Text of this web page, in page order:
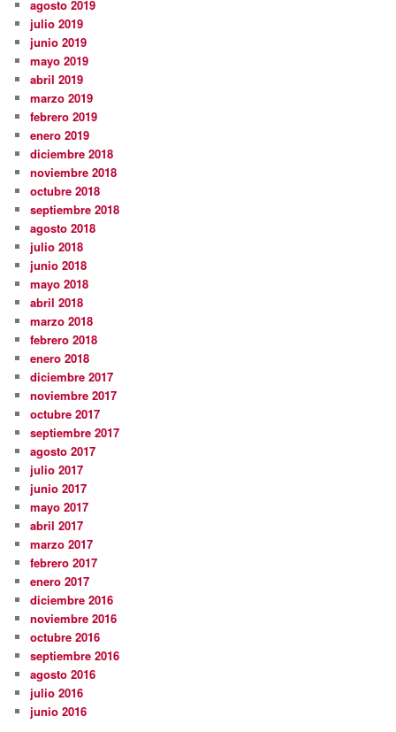
agosto 2019
julio 2019
junio 2019
mayo 2019
abril 2019
marzo 2019
febrero 2019
enero 2019
diciembre 2018
noviembre 2018
octubre 2018
septiembre 2018
agosto 2018
julio 2018
junio 2018
mayo 2018
abril 2018
marzo 2018
febrero 2018
enero 2018
diciembre 2017
noviembre 2017
octubre 2017
septiembre 2017
agosto 2017
julio 2017
junio 2017
mayo 2017
abril 2017
marzo 2017
febrero 2017
enero 2017
diciembre 2016
noviembre 2016
octubre 2016
septiembre 2016
agosto 2016
julio 2016
junio 2016